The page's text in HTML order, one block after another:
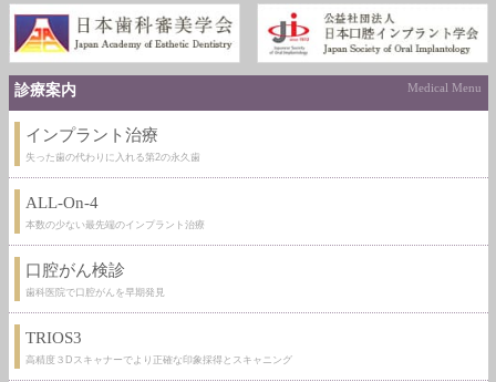
診療案内 Medical Menu
インプラント治療
失った歯の代わりに入れる第2の永久歯
ALL-On-4
本数の少ない最先端のインプラント治療
口腔がん検診
歯科医院で口腔がんを早期発見
TRIOS3
高精度３Dスキャナーでより正確な印象採得とスキャニング